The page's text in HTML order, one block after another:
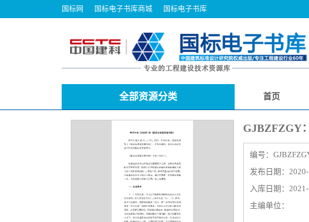
国标网 国标电子书库商城 国标电子书库
全部资源分类 首页
GJBZFZGY
编号：
发布日期：
入库日期：
主编单位：